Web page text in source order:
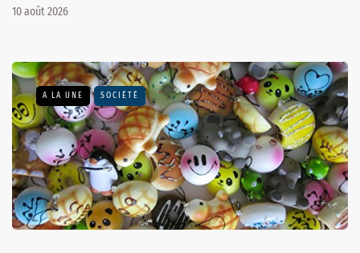
10 août 2026
A LA UNE SOCIÉTÉ